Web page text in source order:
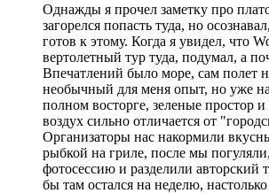
Однажды я прочел заметку про
загорелся попасть туда, но
готов к этому. Когда я увидел, что
вертолетный тур туда, подумал, а
Впечатлений было море, сам полет
необычный для меня опыт, но уже
полном восторге, зеленые простор
воздух сильно отличается от
Организаторы нас накормили
рыбкой на гриле, после мы
фотосессию и разделили авторский
бы там остался на неделю,